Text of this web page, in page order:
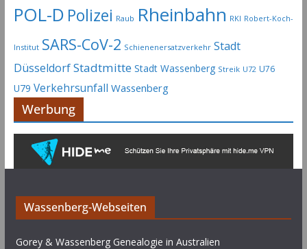
POL-D Polizei Raub Rheinbahn RKI Robert-Koch-
Institut SARS-CoV-2 Schienenersatzverkehr Stadt
DüsseldorfStadtmitte Stadt Wassenberg Streik U72 U76
U79 Verkehrsunfall Wassenberg
Werbung
Wassenberg-Webseiten
Gorey & Wassenberg Genealogie in Australien